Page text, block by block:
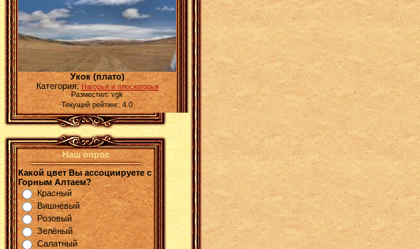
Укок (плато)
Категория: Нагорья и плоскогорья
Разместил: vgk
Текущий рейтинг: 4.0
Наш опрос
Какой цвет Вы ассоциируете с
Горным Алтаем?
Красный
Вишнёвый
Розовый
Зелёный
Салатный